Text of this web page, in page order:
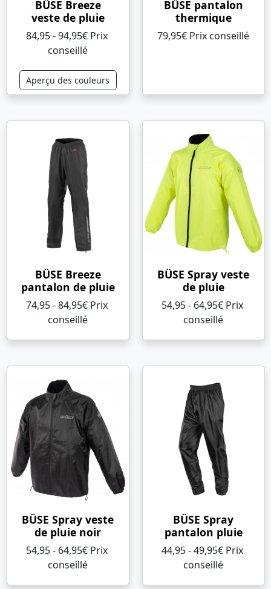
BÜSE Breeze
veste de pluie
84,95 - 94,95€ Prix ​​
conseillé
Aperçu des couleurs
BÜSE pantalon
thermique
79,95€ Prix ​​conseillé
BÜSE Breeze
pantalon de pluie
74,95 - 84,95€ Prix ​​
conseillé
BÜSE Spray veste
de pluie
54,95 - 64,95€ Prix ​​
conseillé
BÜSE Spray veste
de pluie noir
54,95 - 64,95€ Prix ​​
conseillé
BÜSE Spray
pantalon pluie
44,95 - 49,95€ Prix ​​
conseillé